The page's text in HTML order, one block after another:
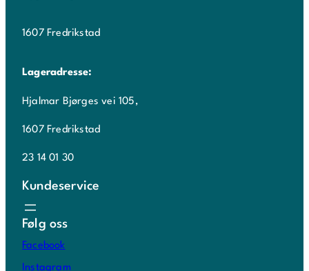
1607 Fredrikstad
Lageradresse:
Hjalmar Bjørges vei 105,
1607 Fredrikstad
23 14 01 30
Kundeservice
Følg oss
Facebook
Instagram